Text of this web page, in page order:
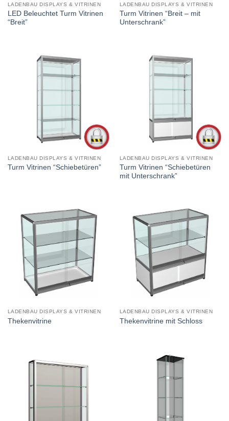
LADENBAU DISPLAYS & VITRINEN
LED Beleuchtet Turm Vitrinen
“Breit”
LADENBAU DISPLAYS & VITRINEN
Turm Vitrinen “Breit – mit
Unterschrank”
LADENBAU DISPLAYS & VITRINEN
Turm Vitrinen “Schiebetüren”
LADENBAU DISPLAYS & VITRINEN
Turm Vitrinen “Schiebetüren
mit Unterschrank”
LADENBAU DISPLAYS & VITRINEN
Thekenvitrine
LADENBAU DISPLAYS & VITRINEN
Thekenvitrine mit Schloss